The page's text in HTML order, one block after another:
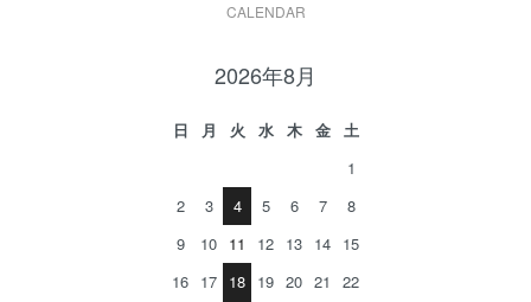
CALENDAR
2026年8月
日 月 火 水 木 金
土
1
2
3 4 5 6 7
8
9
10 11 12 13 14 15
16 17 18 19 20 21
22